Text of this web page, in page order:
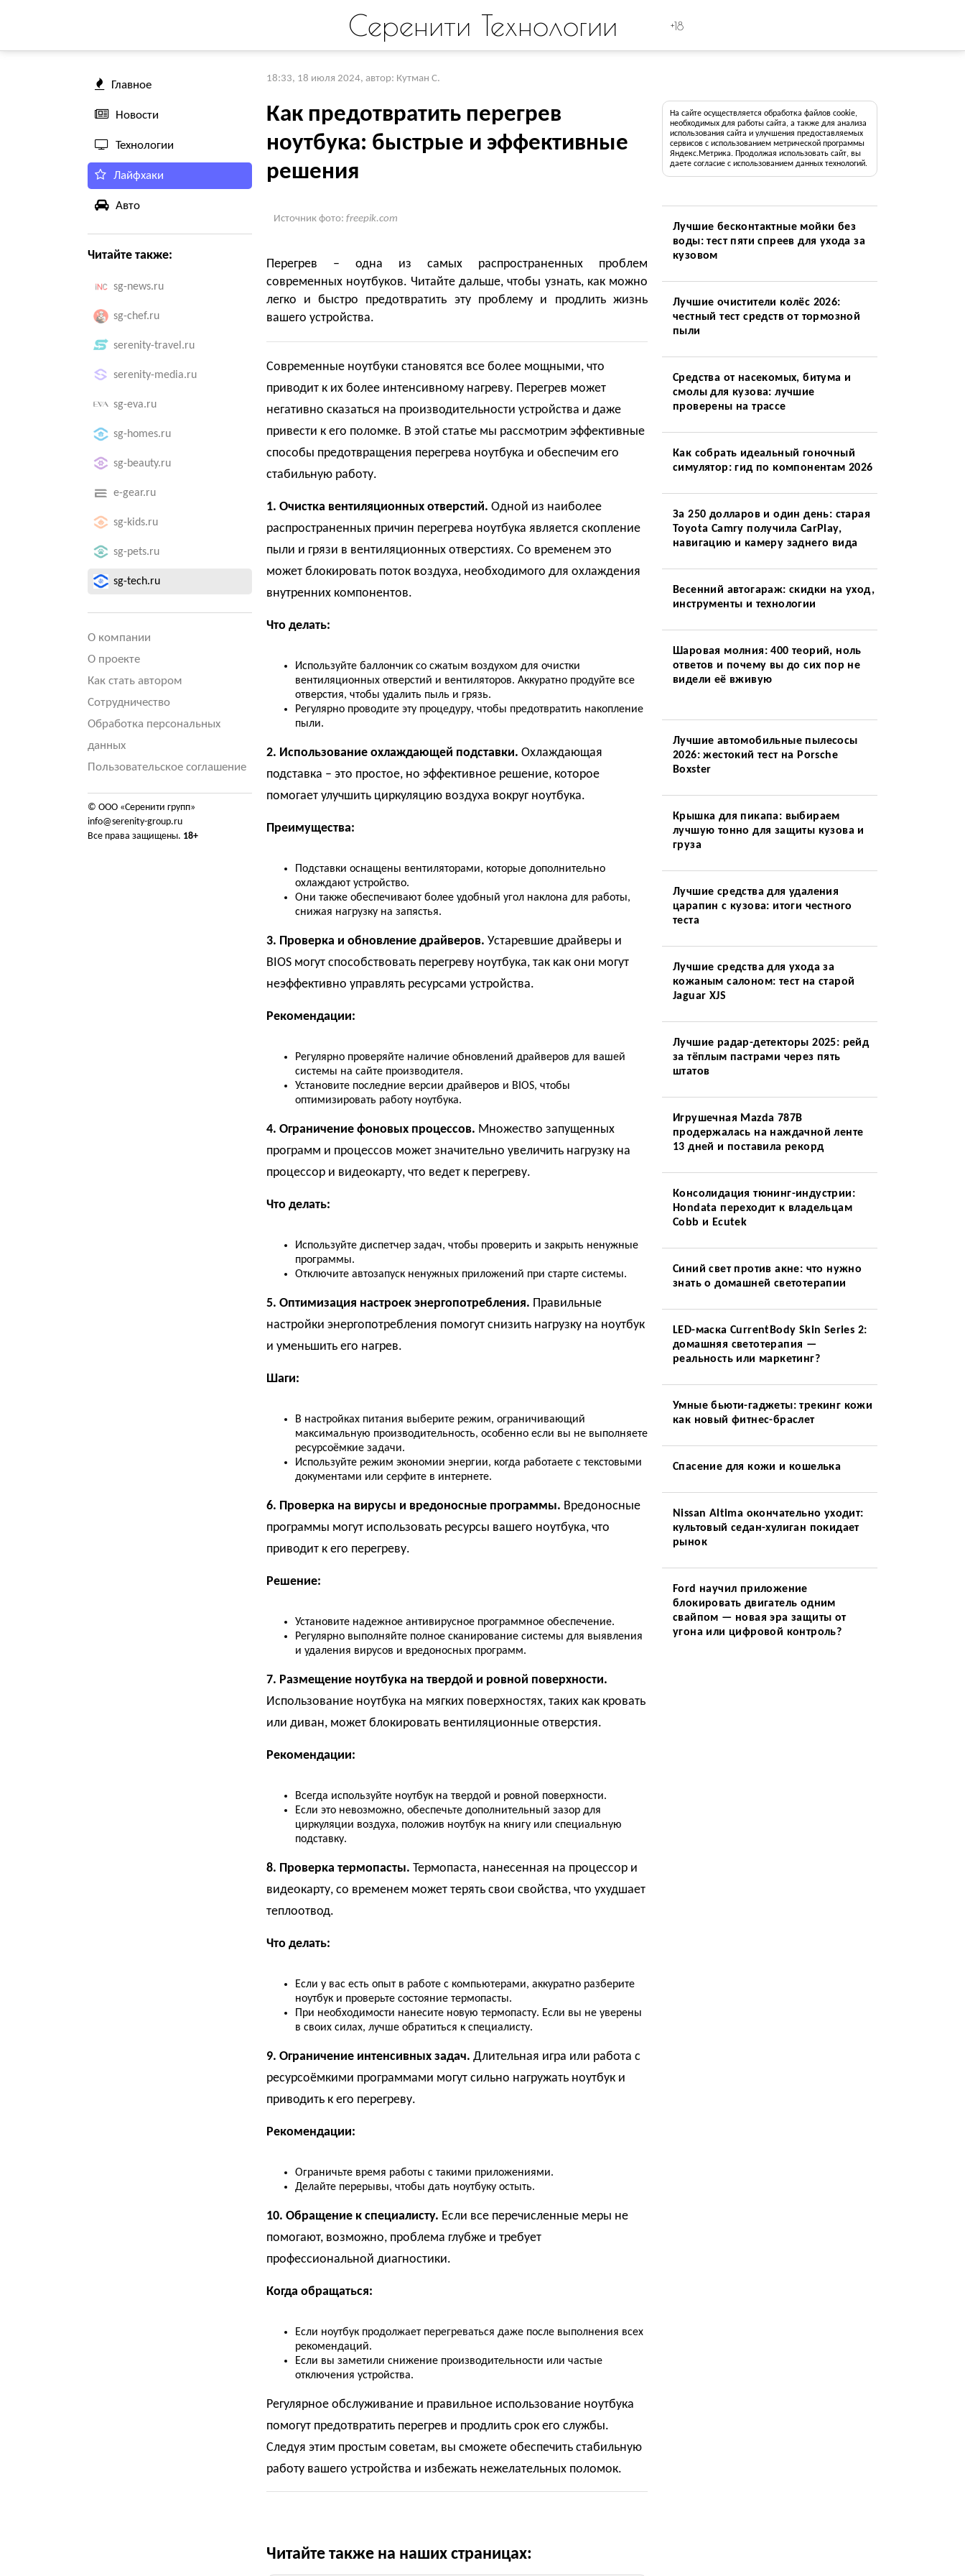
Серенити Технологии +18
Главное
Новости
Технологии
Лайфхаки
Авто
Читайте также:
sg-news.ru
sg-chef.ru
serenity-travel.ru
serenity-media.ru
sg-eva.ru
sg-homes.ru
sg-beauty.ru
e-gear.ru
sg-kids.ru
sg-pets.ru
sg-tech.ru
О компании
О проекте
Как стать автором
Сотрудничество
Обработка персональных
данных
Пользовательское соглашение
© ООО «Серенити групп»
info@serenity-group.ru
Все права защищены. 18+
18:33, 18 июля 2024, автор: Кутман С.
Как предотвратить перегрев
ноутбука: быстрые и эффективные
решения
Источник фото: freepik.com
Перегрев – одна из самых распространенных проблем
современных ноутбуков. Читайте дальше, чтобы узнать, как можно
легко и быстро предотвратить эту проблему и продлить жизнь
вашего устройства.
Современные ноутбуки становятся все более мощными, что
приводит к их более интенсивному нагреву. Перегрев может
негативно сказаться на производительности устройства и даже
привести к его поломке. В этой статье мы рассмотрим эффективные
способы предотвращения перегрева ноутбука и обеспечим его
стабильную работу.
1. Очистка вентиляционных отверстий. Одной из наиболее
распространенных причин перегрева ноутбука является скопление
пыли и грязи в вентиляционных отверстиях. Со временем это
может блокировать поток воздуха, необходимого для охлаждения
внутренних компонентов.
Что делать:
Используйте баллончик со сжатым воздухом для очистки
вентиляционных отверстий и вентиляторов. Аккуратно продуйте все
отверстия, чтобы удалить пыль и грязь.
Регулярно проводите эту процедуру, чтобы предотвратить накопление
пыли.
2. Использование охлаждающей подставки. Охлаждающая
подставка – это простое, но эффективное решение, которое
помогает улучшить циркуляцию воздуха вокруг ноутбука.
Преимущества:
Подставки оснащены вентиляторами, которые дополнительно
охлаждают устройство.
Они также обеспечивают более удобный угол наклона для работы,
снижая нагрузку на запястья.
3. Проверка и обновление драйверов. Устаревшие драйверы и
BIOS могут способствовать перегреву ноутбука, так как они могут
неэффективно управлять ресурсами устройства.
Рекомендации:
Регулярно проверяйте наличие обновлений драйверов для вашей
системы на сайте производителя.
Установите последние версии драйверов и BIOS, чтобы
оптимизировать работу ноутбука.
4. Ограничение фоновых процессов. Множество запущенных
программ и процессов может значительно увеличить нагрузку на
процессор и видеокарту, что ведет к перегреву.
Что делать:
Используйте диспетчер задач, чтобы проверить и закрыть ненужные
программы.
Отключите автозапуск ненужных приложений при старте системы.
5. Оптимизация настроек энергопотребления. Правильные
настройки энергопотребления помогут снизить нагрузку на ноутбук
и уменьшить его нагрев.
Шаги:
В настройках питания выберите режим, ограничивающий
максимальную производительность, особенно если вы не выполняете
ресурсоёмкие задачи.
Используйте режим экономии энергии, когда работаете с текстовыми
документами или серфите в интернете.
6. Проверка на вирусы и вредоносные программы. Вредоносные
программы могут использовать ресурсы вашего ноутбука, что
приводит к его перегреву.
Решение:
Установите надежное антивирусное программное обеспечение.
Регулярно выполняйте полное сканирование системы для выявления
и удаления вирусов и вредоносных программ.
7. Размещение ноутбука на твердой и ровной поверхности.
Использование ноутбука на мягких поверхностях, таких как кровать
или диван, может блокировать вентиляционные отверстия.
Рекомендации:
Всегда используйте ноутбук на твердой и ровной поверхности.
Если это невозможно, обеспечьте дополнительный зазор для
циркуляции воздуха, положив ноутбук на книгу или специальную
подставку.
8. Проверка термопасты. Термопаста, нанесенная на процессор и
видеокарту, со временем может терять свои свойства, что ухудшает
теплоотвод.
Что делать:
Если у вас есть опыт в работе с компьютерами, аккуратно разберите
ноутбук и проверьте состояние термопасты.
При необходимости нанесите новую термопасту. Если вы не уверены
в своих силах, лучше обратиться к специалисту.
9. Ограничение интенсивных задач. Длительная игра или работа с
ресурсоёмкими программами могут сильно нагружать ноутбук и
приводить к его перегреву.
Рекомендации:
Ограничьте время работы с такими приложениями.
Делайте перерывы, чтобы дать ноутбуку остыть.
10. Обращение к специалисту. Если все перечисленные меры не
помогают, возможно, проблема глубже и требует
профессиональной диагностики.
Когда обращаться:
Если ноутбук продолжает перегреваться даже после выполнения всех
рекомендаций.
Если вы заметили снижение производительности или частые
отключения устройства.
Регулярное обслуживание и правильное использование ноутбука
помогут предотвратить перегрев и продлить срок его службы.
Следуя этим простым советам, вы сможете обеспечить стабильную
работу вашего устройства и избежать нежелательных поломок.
Читайте также на наших страницах:
На сайте осуществляется обработка файлов cookie,
необходимых для работы сайта, а также для анализа
использования сайта и улучшения предоставляемых
сервисов с использованием метрической программы
Яндекс.Метрика. Продолжая использовать сайт, вы
даете согласие с использованием данных технологий.
Лучшие бесконтактные мойки без
воды: тест пяти спреев для ухода за
кузовом
Лучшие очистители колёс 2026:
честный тест средств от тормозной
пыли
Средства от насекомых, битума и
смолы для кузова: лучшие
проверены на трассе
Как собрать идеальный гоночный
симулятор: гид по компонентам 2026
За 250 долларов и один день: старая
Toyota Camry получила CarPlay,
навигацию и камеру заднего вида
Весенний автогараж: скидки на уход,
инструменты и технологии
Шаровая молния: 400 теорий, ноль
ответов и почему вы до сих пор не
видели её вживую
Лучшие автомобильные пылесосы
2026: жестокий тест на Porsche
Boxster
Крышка для пикапа: выбираем
лучшую тонно для защиты кузова и
груза
Лучшие средства для удаления
царапин с кузова: итоги честного
теста
Лучшие средства для ухода за
кожаным салоном: тест на старой
Jaguar XJS
Лучшие радар-детекторы 2025: рейд
за тёплым пастрами через пять
штатов
Игрушечная Mazda 787B
продержалась на наждачной ленте
13 дней и поставила рекорд
Консолидация тюнинг-индустрии:
Hondata переходит к владельцам
Cobb и Ecutek
Синий свет против акне: что нужно
знать о домашней светотерапии
LED-маска CurrentBody Skin Series 2:
домашняя светотерапия —
реальность или маркетинг?
Умные бьюти-гаджеты: трекинг кожи
как новый фитнес-браслет
Спасение для кожи и кошелька
Nissan Altima окончательно уходит:
культовый седан-хулиган покидает
рынок
Ford научил приложение
блокировать двигатель одним
свайпом — новая эра защиты от
угона или цифровой контроль?